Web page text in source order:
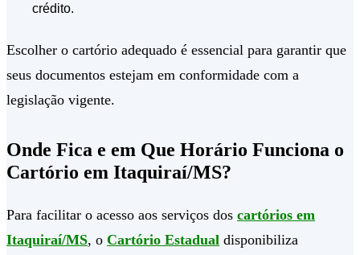
crédito.
Escolher o cartório adequado é essencial para garantir que
seus documentos estejam em conformidade com a
legislação vigente.
Onde Fica e em Que Horário Funciona o
Cartório em Itaquiraí/MS?
Para facilitar o acesso aos serviços dos cartórios em
Itaquiraí/MS, o Cartório Estadual disponibiliza